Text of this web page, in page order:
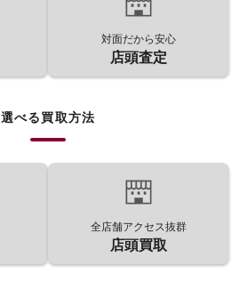
対面だから安心
店頭査定
選べる買取方法
全店舗アクセス抜群
店頭買取